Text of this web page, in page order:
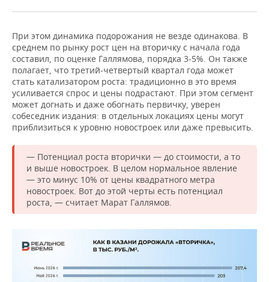
При этом динамика подорожания не везде одинакова. В
среднем по рынку рост цен на вторичку с начала года
составил, по оценке Галлямова, порядка 3-5%. Он также
полагает, что третий‑четвертый квартал года может
стать катализатором роста: традиционно в это время
усиливается спрос и цены подрастают. При этом сегмент
может догнать и даже обогнать первичку, уверен
собеседник издания: в отдельных локациях цены могут
приблизиться к уровню новостроек или даже превысить.
— Потенциал роста вторички — до стоимости, а то
и выше новостроек. В целом нормальное явление
— это минус 10% от цены квадратного метра
новостроек. Вот до этой черты есть потенциал
роста, — считает Марат Галлямов.